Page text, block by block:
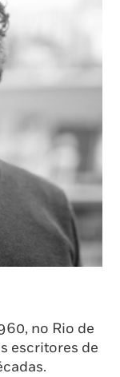
no Rio de
escritores de